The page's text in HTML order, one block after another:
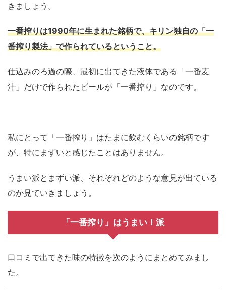
きましょう。
一番搾りは1990年に生まれた銘柄で、キリン独自の「一
番搾り製法」で作られているということ。
仕込みのろ過の際、最初に出てきた液体である「一番麦
汁」だけで作られたビールが「一番搾り」なのです。
私にとって「一番搾り」はたまに飲むくらいの銘柄です
が、特にまずいと感じたことはありません。
うまい派とまずい派、それぞれどのような意見が出ている
のか見ていきましょう。
「一番搾り」はうまい！派
口コミで出てきた味の特徴を次のようにまとめてみまし
た。